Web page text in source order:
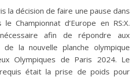
Championnat d’Europe en RS:X.
afin de répondre aux
de la nouvelle planche olympique
Olympiques de Paris 2024. Le
était la prise de poids pour